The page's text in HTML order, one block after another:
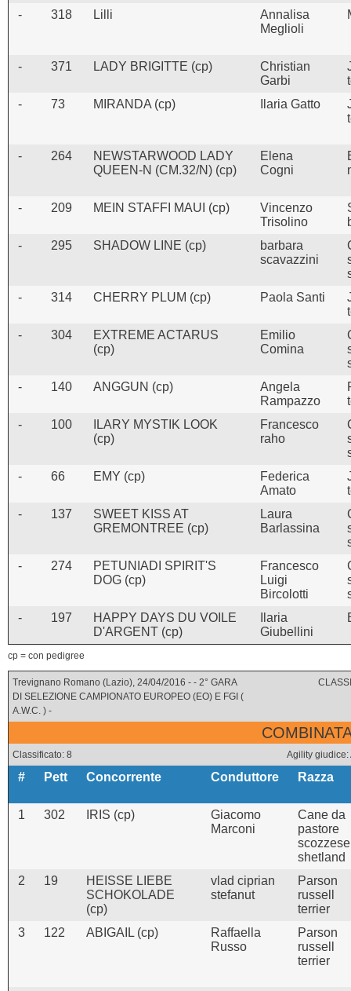
- 318 Lilli
Annalisa
Meglioli
- 371 LADY BRIGITTE (cp)
Christian
Garbi
-
73 MIRANDA (cp) Ilaria Gatto
- 264
NEWSTARWOOD LADY
QUEEN-N (CM.32/N) (cp)
Elena
Cogni
- 209 MEIN STAFFI MAUI (cp)
Vincenzo
Trisolino
-
295 SHADOW LINE (cp)
barbara
scavazzini
-
314 CHERRY PLUM (cp) Paola Santi
-
304
EXTREME ACTARUS
(cp)
Emilio
Comina
-
140 ANGGUN (cp)
Angela
Rampazzo
-
100
ILARY MYSTIK LOOK
(cp)
Francesco
raho
-
66 EMY (cp)
Federica
Amato
-
137
SWEET KISS AT
GREMONTREE (cp)
Laura
Barlassina
-
274
PETUNIADI SPIRIT'S
DOG (cp)
Francesco
Luigi
Bircolotti
-
197
HAPPY DAYS DU VOILE
D'ARGENT (cp)
Ilaria
Giubellini
cp = con pedigree
Trevignano Romano (Lazio), 24/04/2016 - - 2° GARA
DI SELEZIONE CAMPIONATO EUROPEO (EO) E FGI (
A.W.C. ) -
Classificato: 8 Agility giudice:
# Pett Concorrente Conduttore Razza
1 302 IRIS (cp)
Giacomo
Marconi
Cane da
pastore
scozzese
shetland
2
19
HEISSE LIEBE
SCHOKOLADE
(cp)
vlad ciprian
stefanut
Parson
russell
terrier
3
122 ABIGAIL (cp)
Raffaella
Russo
Parson
russell
terrier